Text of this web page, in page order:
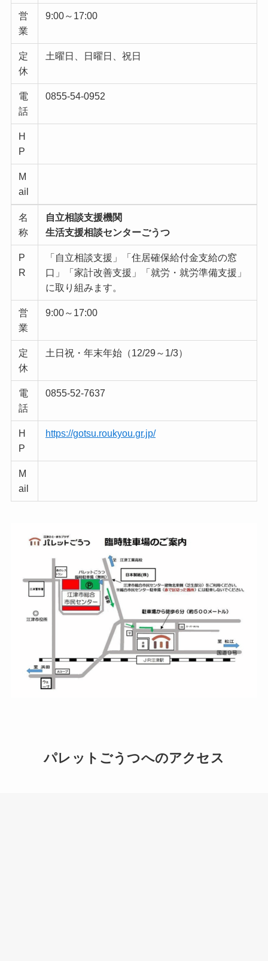
営
業
9:00～17:00
定
休
土曜日、日曜日、祝日
電
話
0855-54-0952
H
P
M
ail
名
称
自立相談支援機関
生活支援相談センターごうつ
P
R
「自立相談支援」「住居確保給付金支給の窓
口」「家計改善支援」「就労・就労準備支援」
に取り組みます。
営
業
9:00～17:00
定
休
土日祝・年末年始（12/29～1/3）
電
話
0855-52-7637
H
P
https://gotsu.roukyou.gr.jp/
M
ail
パレットごうつへのアクセス